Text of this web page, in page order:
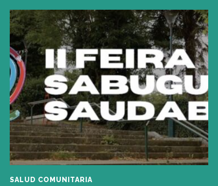
SALUD COMUNITARIA